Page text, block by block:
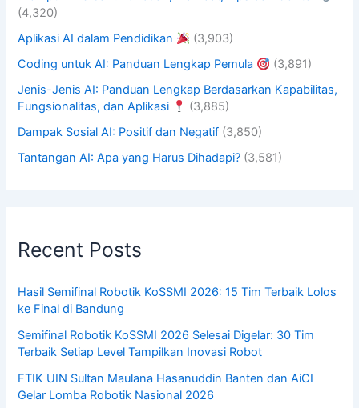
(4,320)
Aplikasi AI dalam Pendidikan
(3,903)
Coding untuk AI: Panduan Lengkap Pemula
(3,891)
Jenis-Jenis AI: Panduan Lengkap Berdasarkan Kapabilitas,
Fungsionalitas, dan Aplikasi
(3,885)
Dampak Sosial AI: Positif dan Negatif (3,850)
Tantangan AI: Apa yang Harus Dihadapi? (3,581)
Recent Posts
Hasil Semifinal Robotik KoSSMI 2026: 15 Tim Terbaik Lolos
ke Final di Bandung
Semifinal Robotik KoSSMI 2026 Selesai Digelar: 30 Tim
Terbaik Setiap Level Tampilkan Inovasi Robot
FTIK UIN Sultan Maulana Hasanuddin Banten dan AiCI
Gelar Lomba Robotik Nasional 2026